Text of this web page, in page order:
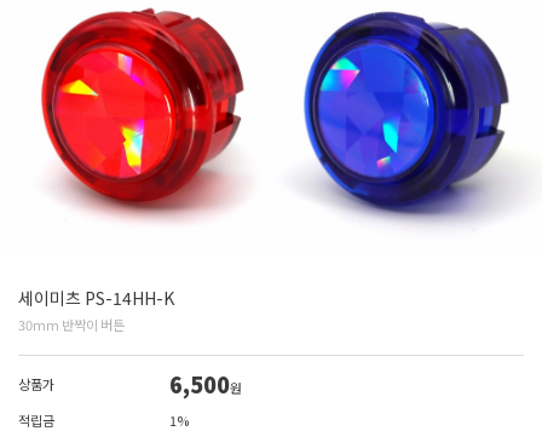
세이미츠 PS-14HH-K
30mm 반짝이 버튼
상품가 6,500원
적립금
1%